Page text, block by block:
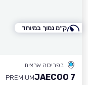
בפריסה ארצית
JAECOO 7
PREMIUM
ק״מ נמוך במיוחד